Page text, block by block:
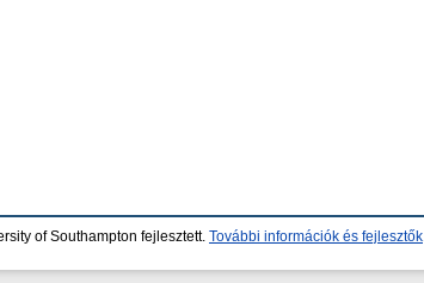
of Southampton fejlesztett. További információk és fejlesztők